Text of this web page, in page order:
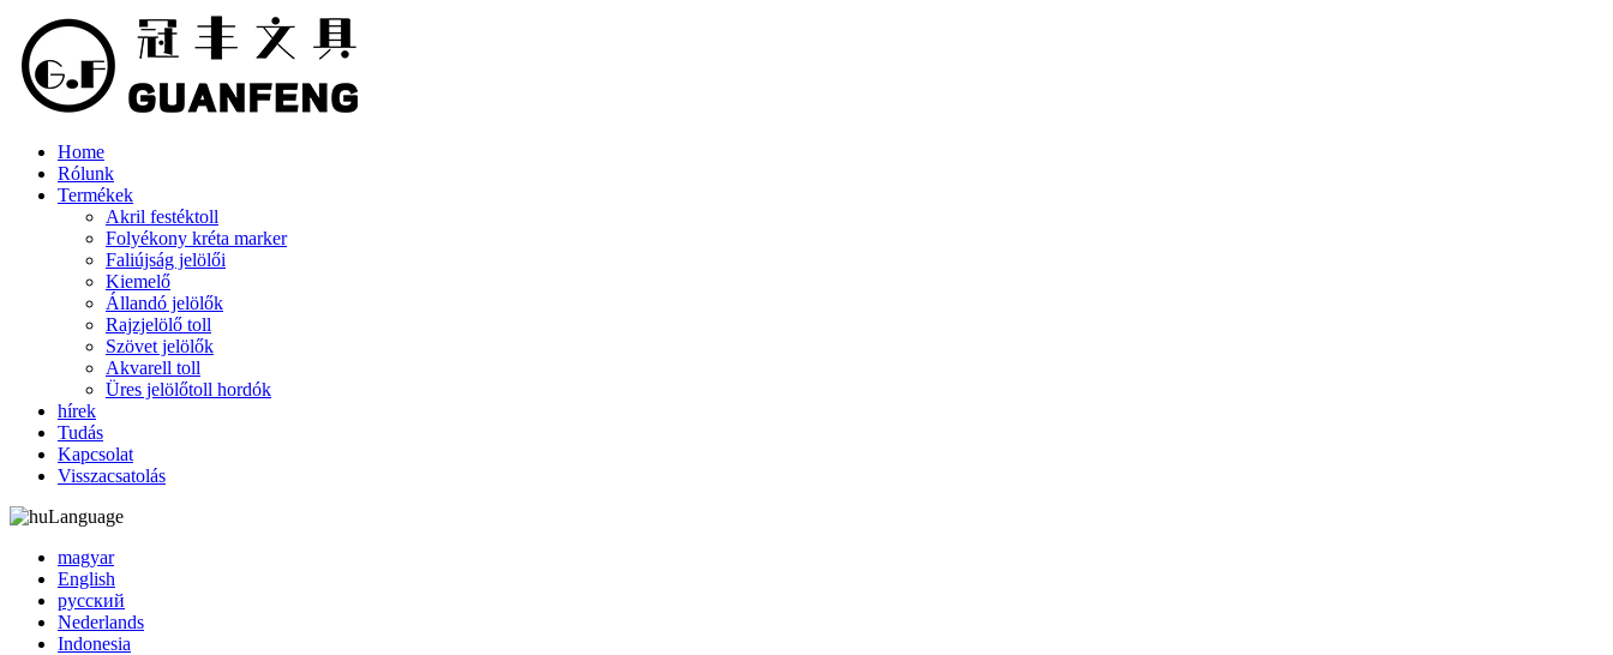
Home
Rólunk
Termékek
Akril festéktoll
Folyékony kréta marker
Faliújság jelölői
Kiemelő
Állandó jelölők
Rajzjelölő toll
Szövet jelölők
Akvarell toll
Üres jelölőtoll hordók
hírek
Tudás
Kapcsolat
Visszacsatolás
Language
magyar
English
русский
Nederlands
Indonesia